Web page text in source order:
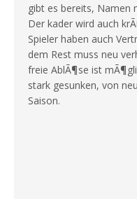
gibt es bereits, Namen
Der kader wird auch
Spieler haben auch
dem Rest muss neu
freie AblÃ¶se ist
stark gesunken, von
Saison.